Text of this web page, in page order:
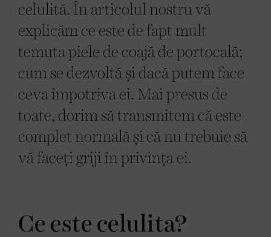
celulită. În articolul nostru vă
explicăm ce este de fapt mult
temuta piele de coajă de portocală;
cum se dezvoltă și dacă putem face
ceva împotriva ei. Mai presus de
toate, dorim să transmitem că este
complet normală și că nu trebuie să
vă faceți griji în privința ei.
Ce este celulita?